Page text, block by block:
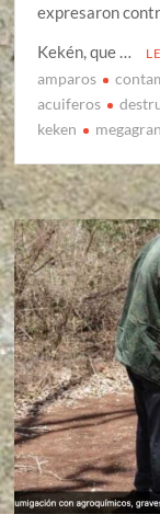
expresaron
Kekén, que …
amparos
acuiferos
keken